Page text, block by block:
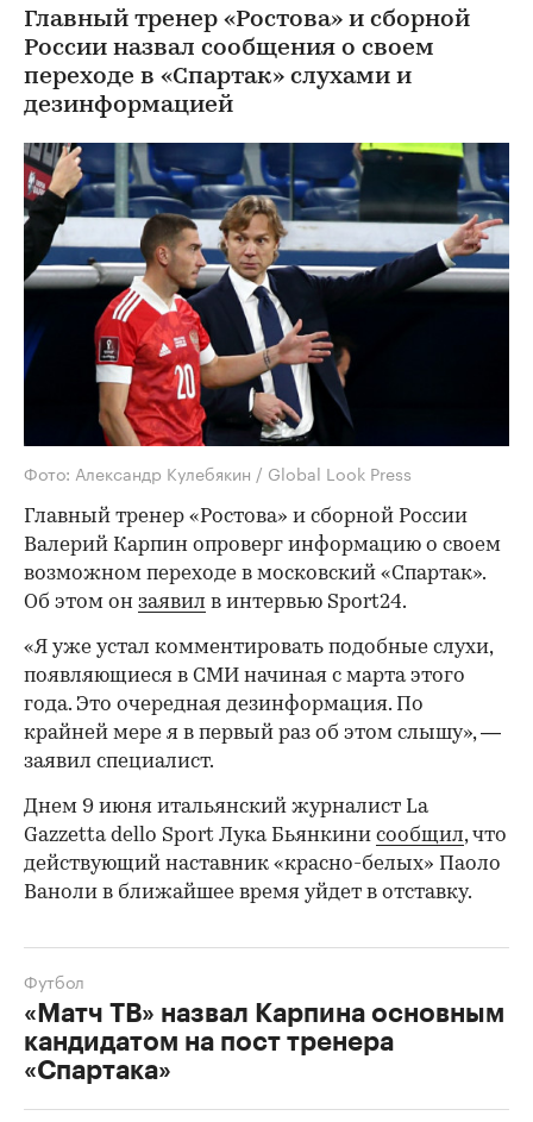
Главный тренер «Ростова» и сборной
России назвал сообщения о своем
переходе в «Спартак» слухами и
дезинформацией
Фото: Александр Кулебякин / Global Look Press
Главный тренер «Ростова» и сборной России
Валерий Карпин опроверг информацию о своем
возможном переходе в московский «Спартак».
Об этом он заявил в интервью Sport24.
«Я уже устал комментировать подобные слухи,
появляющиеся в СМИ начиная с марта этого
года. Это очередная дезинформация. По
крайней мере я в первый раз об этом слышу», —
заявил специалист.
Днем 9 июня итальянский журналист La
Gazzetta dello Sport Лука Бьянкини сообщил, что
действующий наставник «красно-белых» Паоло
Ваноли в ближайшее время уйдет в отставку.
«Матч ТВ» назвал Карпина основным
кандидатом на пост тренера
«Спартака»
Футбол